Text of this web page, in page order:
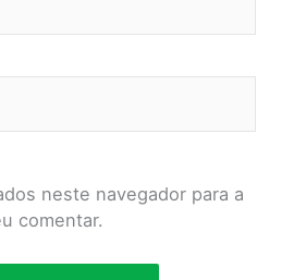
neste navegador para a
comentar.